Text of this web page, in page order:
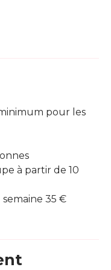
pour les
à partir de 10
semaine 35 €